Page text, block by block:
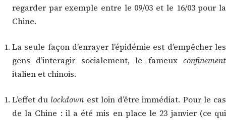
regarder par exemple entre le 09/03 et le 16/03 pour la
Chine.
La seule façon d’enrayer l’épidémie est d’empêcher les
gens d’interagir socialement, le fameux confinement
italien et chinois.
L’effet du lockdown est loin d’être immédiat. Pour le cas
de la Chine : il a été mis en place le 23 janvier (ce qui